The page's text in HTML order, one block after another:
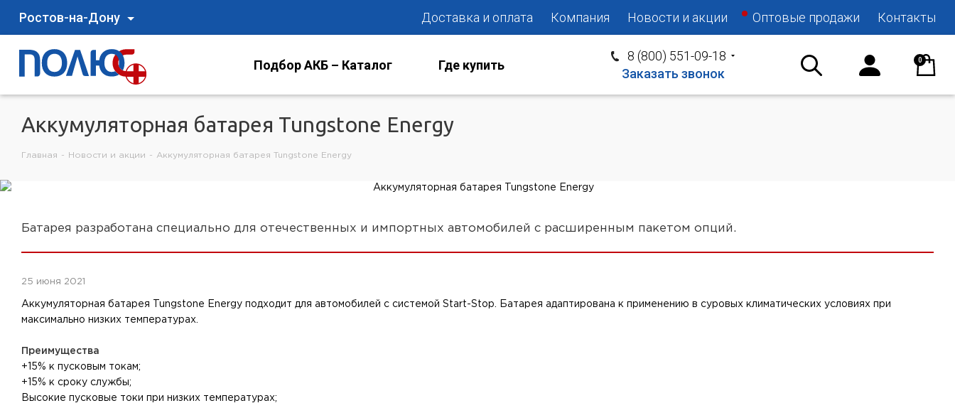
Ростов-на-Дону Доставка и оплата Компания Новости и акции Оптовые продажи Контакты
Подбор АКБ – Каталог Где купить
8 (800) 551-09-18
Заказать звонок
0
Аккумуляторная батарея Tungstone Energy
Главная - Новости и акции - Аккумуляторная батарея Tungstone Energy
Батарея разработана специально для отечественных и импортных автомобилей с расширенным пакетом опций.
25 июня 2021
Аккумуляторная батарея Tungstone Energy подходит для автомобилей с системой Start-Stop. Батарея адаптирована к применению в суровых климатических условиях при
максимально низких температурах. ⁠⠀
Преимущества
+15% к пусковым токам;
+15% к сроку службы;
Высокие пусковые токи при низких температурах;